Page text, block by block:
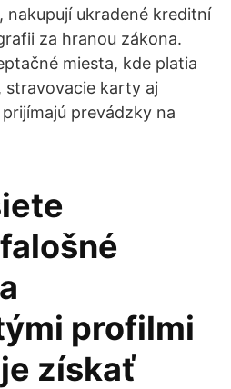
nakupují ukradené kreditní
za hranou zákona.
miesta, kde platia
stravovacie karty aj
prevádzky na
profilmi
získať